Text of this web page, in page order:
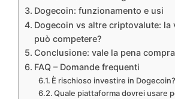
Dogecoin: funzionamento e usi
Dogecoin vs altre criptovalute: la
può competere?
Conclusione: vale la pena
FAQ – Domande frequenti
È rischioso investire in Dogecoin?
Quale piattaforma dovrei usare